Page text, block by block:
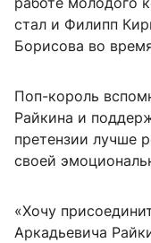
стал и Филипп
Борисова во
Поп-король
Райкина и
претензии лучше
своей
«Хочу
Аркадьевича